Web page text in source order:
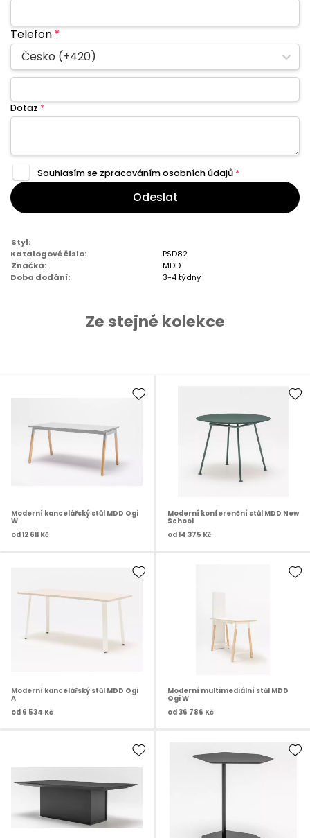
Telefon*
Česko (+420)
Dotaz *
Souhlasím se zpracovánímosobních údajů *
Odeslat
Styl:
Katalogové číslo:
PSD82
Značka:
MDD
Doba dodání:
3-4 týdny
Ze stejné kolekce
Moderní kancelářský stůl MDD Ogi
W
od12 611 Kč
Moderní konferenční stůl MDD New
School
od14 375 Kč
Moderní kancelářský stůl MDD Ogi
A
od 6 534 Kč
Moderní multimediální stůl MDD
Ogi W
od 36 786 Kč